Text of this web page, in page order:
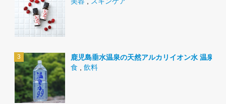
鹿児島垂水温泉の天然アルカリイオン水 温泉水
食
飲料